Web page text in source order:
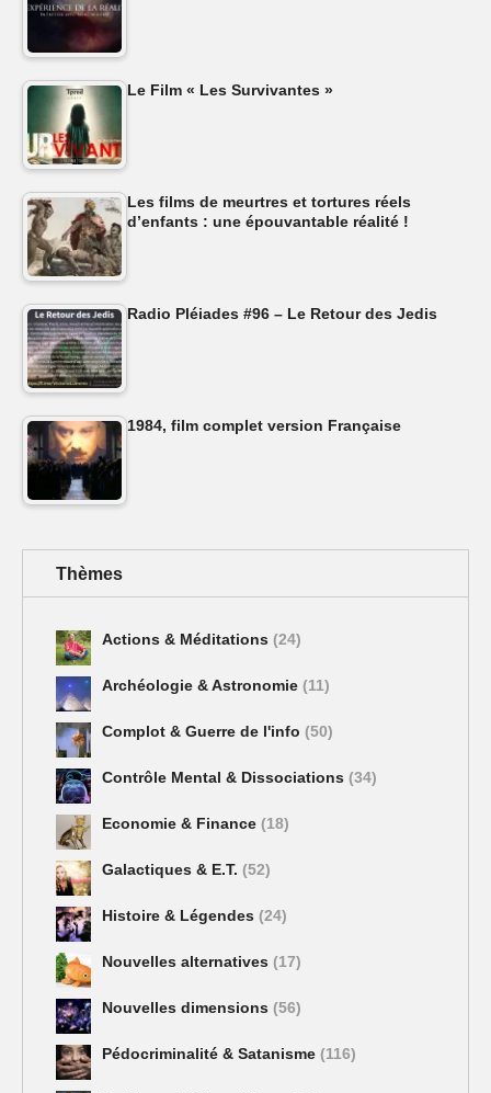
Le Film « Les Survivantes »
Les films de meurtres et tortures réels
d’enfants : une épouvantable réalité !
Radio Pléiades #96 – Le Retour des Jedis
1984, film complet version Française
Thèmes
Actions & Méditations (24)
Archéologie & Astronomie (11)
Complot & Guerre de l'info (50)
Contrôle Mental & Dissociations (34)
Economie & Finance (18)
Galactiques & E.T. (52)
Histoire & Légendes (24)
Nouvelles alternatives (17)
Nouvelles dimensions (56)
Pédocriminalité & Satanisme (116)